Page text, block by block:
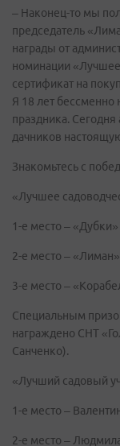
– Наконец-то мы
председатель
награды от
номинации
сертификат на
Я 18 лет бессменно
праздника. Сегодня
дачников
Знакомьтесь с
«Лучшее
1-е место –
2-е место –
3-е место –
Специальным
награждено СНТ
Санченко).
«Лучший садовый
1-е место –
2-е место –